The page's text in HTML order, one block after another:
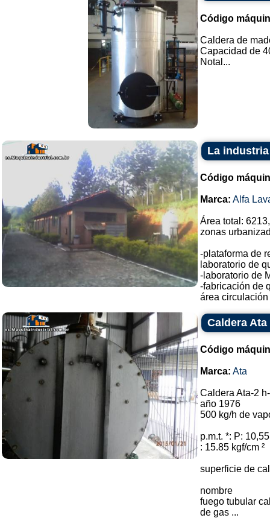
Código
Caldera de
Capacidad de
Notal...
La
Código
Marca: Alfa
Área total:
zonas
-plataforma de
laboratorio de
-laboratorio de
-fabricación de
área circulación
Caldera Ata
Código
Marca: Ata
Caldera Ata-2
año 1976
500 kg/h de
p.m.t. *: P:
: 15.85 kgf/cm ²
superficie de
nombre
fuego tubular
de gas ...